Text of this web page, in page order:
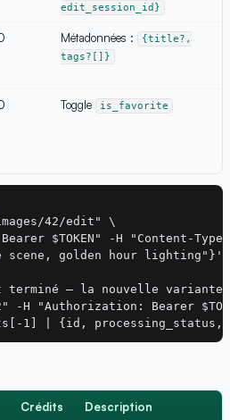
edit_session_id}
Métadonnées :
{title?,
tags?[]}
Toggle is_favorite
42/edit" \
$TOKEN" -H "Content-
scene, golden hour lighting"}'
— la nouvelle variante
-H "Authorization: Bearer
Crédits Description